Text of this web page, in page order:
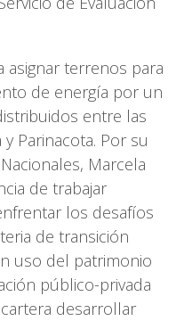
asignar terrenos para
de energía por un
entre las
Parinacota. Por su
Marcela
de trabajar
los desafíos
de transición
uso del patrimonio
público-privada
desarrollar